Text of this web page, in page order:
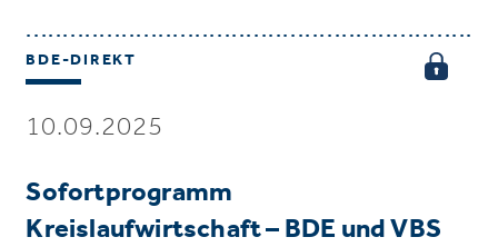
BDE-DIREKT
10.09.2025
Sofortprogramm
Kreislaufwirtschaft – BDE und VBS